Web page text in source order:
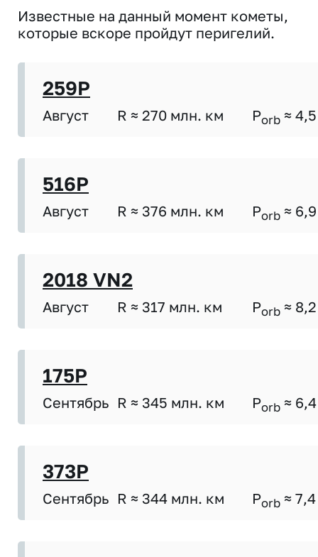
Известные на данный момент кометы,
которые вскоре пройдут перигелий.
259P
Август R ≈ 270 млн. км Porb ≈ 4,5
516P
Август R ≈ 376 млн. км Porb ≈ 6,9
2018 VN2
Август R ≈ 317 млн. км Porb ≈ 8,2
175P
Сентябрь R ≈ 345 млн. км Porb ≈ 6,4
373P
Сентябрь R ≈ 344 млн. км Porb ≈ 7,4